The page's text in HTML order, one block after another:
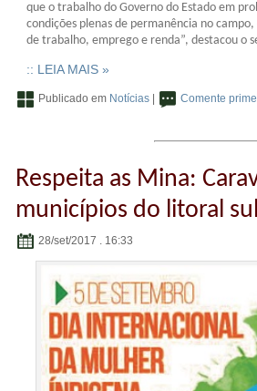
que o trabalho do Governo do Estado em
condições plenas de permanência no
de trabalho, emprego e renda”, destacou o
:: LEIA MAIS »
Publicado em Notícias Comente
Respeita as Mina:
municípios do litoral sul
28/set/2017 . 16:33